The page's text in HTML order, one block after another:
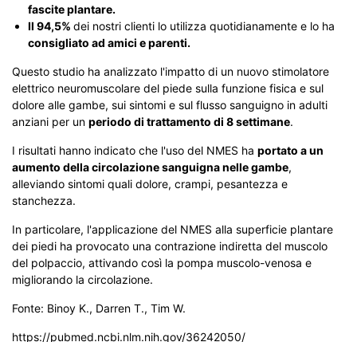
fascite plantare.
Il 94,5% dei nostri clienti lo utilizza quotidianamente e lo ha
consigliato ad amici e parenti.
Questo studio ha analizzato l'impatto di un nuovo stimolatore
elettrico neuromuscolare del piede sulla funzione fisica e sul
dolore alle gambe, sui sintomi e sul flusso sanguigno in adulti
anziani per un periodo di trattamento di 8 settimane.
I risultati hanno indicato che l'uso del NMES ha portato a un
aumento della circolazione sanguigna nelle gambe,
alleviando sintomi quali dolore, crampi, pesantezza e
stanchezza.
In particolare, l'applicazione del NMES alla superficie plantare
dei piedi ha provocato una contrazione indiretta del muscolo
del polpaccio, attivando così la pompa muscolo-venosa e
migliorando la circolazione.
Fonte: Binoy K., Darren T., Tim W.
https://pubmed.ncbi.nlm.nih.gov/36242050/